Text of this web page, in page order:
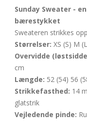
Sunday Sweater -
bærestykket
Sweateren strikkes
Størrelser:XS (S) M
Overvidde
cm
Længde: 52 (54) 56
Strikkefasthed: 14
glatstrik
Vejledende pinde: